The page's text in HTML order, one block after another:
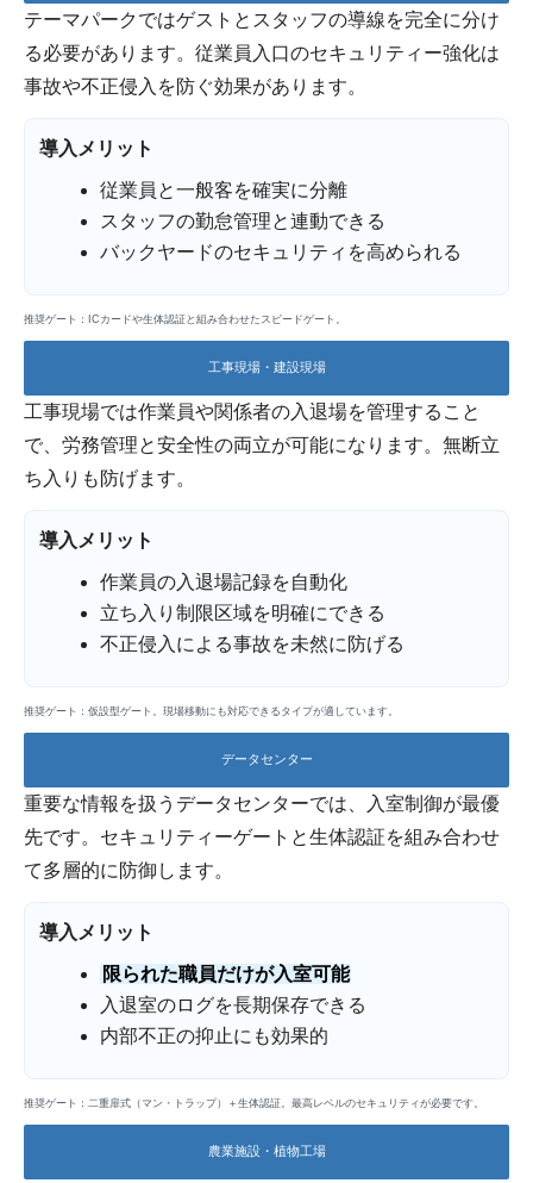
テーマパークではゲストとスタッフの導線を完全に分け
る必要があります。従業員入口のセキュリティー強化は
事故や不正侵入を防ぐ効果があります。
導入メリット
従業員と一般客を確実に分離
スタッフの勤怠管理と連動できる
バックヤードのセキュリティを高められる
推奨ゲート：ICカードや生体認証と組み合わせたスピードゲート。
工事現場・建設現場
工事現場では作業員や関係者の入退場を管理すること
で、労務管理と安全性の両立が可能になります。無断立
ち入りも防げます。
導入メリット
作業員の入退場記録を自動化
立ち入り制限区域を明確にできる
不正侵入による事故を未然に防げる
推奨ゲート：仮設型ゲート。現場移動にも対応できるタイプが適しています。
データセンター
重要な情報を扱うデータセンターでは、入室制御が最優
先です。セキュリティーゲートと生体認証を組み合わせ
て多層的に防御します。
導入メリット
限られた職員だけが入室可能
入退室のログを長期保存できる
内部不正の抑止にも効果的
推奨ゲート：二重扉式（マン・トラップ）＋生体認証。最高レベルのセキュリティが必要です。
農業施設・植物工場